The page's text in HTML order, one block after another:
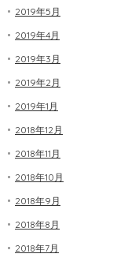
2019年5月
2019年4月
2019年3月
2019年2月
2019年1月
2018年12月
2018年11月
2018年10月
2018年9月
2018年8月
2018年7月